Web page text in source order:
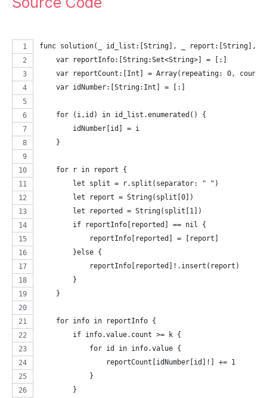
func solution(_ id_list:[String], _ report:[String],
    var reportInfo:[String:Set<String>] = [:]
var reportCount:[Int] = Array(repeating: 0,
    var idNumber:[String:Int] = [:]
    for (i,id) in id_list.enumerated() {
        idNumber[id] = i
    }
    for r in report {
        let split = r.split(separator: " ")
        let report = String(split[0])
        let reported = String(split[1])
        if reportInfo[reported] == nil {
            reportInfo[reported] = [report]
        }else {
            reportInfo[reported]!.insert(report)
        }
    }
    for info in reportInfo {
        if info.value.count >= k {
            for id in info.value {
                reportCount[idNumber[id]!] += 1
            }
        }